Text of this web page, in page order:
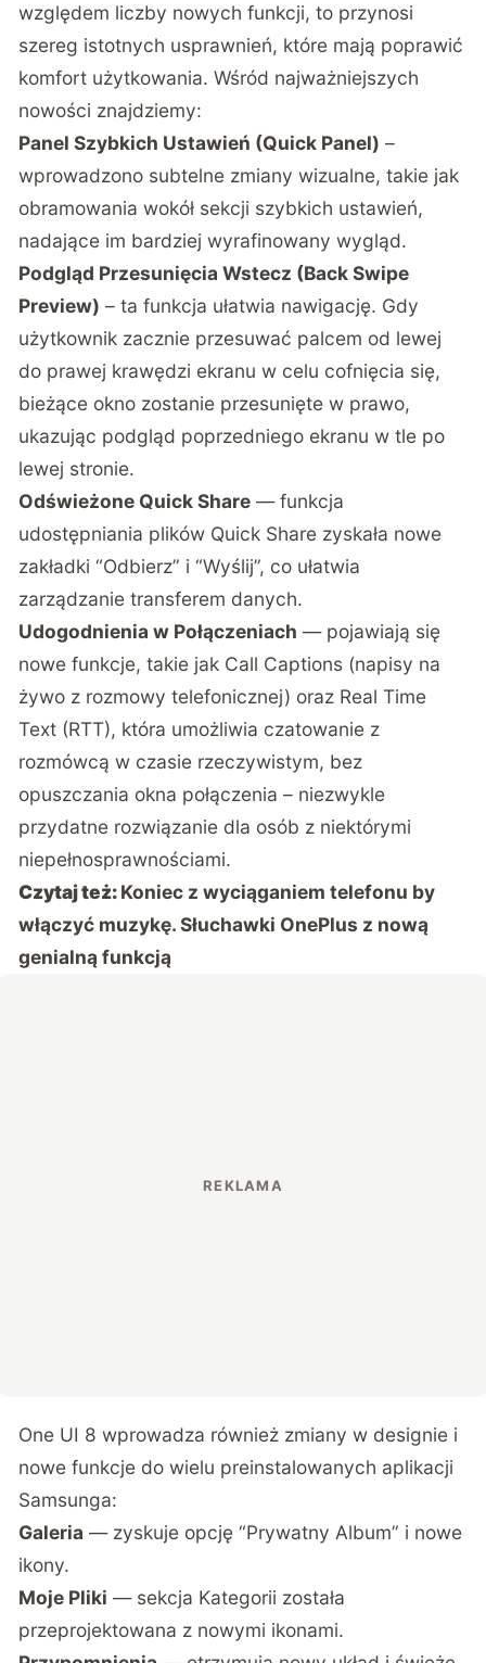
względem liczby nowych funkcji, to przynosi
szereg istotnych usprawnień, które mają poprawić
komfort użytkowania. Wśród najważniejszych
nowości znajdziemy:
Panel Szybkich Ustawień (Quick Panel) –
wprowadzono subtelne zmiany wizualne, takie jak
obramowania wokół sekcji szybkich ustawień,
nadające im bardziej wyrafinowany wygląd.
Podgląd Przesunięcia Wstecz (Back Swipe
Preview) – ta funkcja ułatwia nawigację. Gdy
użytkownik zacznie przesuwać palcem od lewej
do prawej krawędzi ekranu w celu cofnięcia się,
bieżące okno zostanie przesunięte w prawo,
ukazując podgląd poprzedniego ekranu w tle po
lewej stronie.
Odświeżone Quick Share — funkcja
udostępniania plików Quick Share zyskała nowe
zakładki “Odbierz” i “Wyślij”, co ułatwia
zarządzanie transferem danych.
Udogodnienia w Połączeniach — pojawiają się
nowe funkcje, takie jak Call Captions (napisy na
żywo z rozmowy telefonicznej) oraz Real Time
Text (RTT), która umożliwia czatowanie z
rozmówcą w czasie rzeczywistym, bez
opuszczania okna połączenia – niezwykle
przydatne rozwiązanie dla osób z niektórymi
niepełnosprawnościami.
Czytaj też:Koniec z wyciąganiem telefonu by
włączyć muzykę. Słuchawki OnePlus z nową
genialną funkcją
One UI 8 wprowadza również zmiany w designie i
nowe funkcje do wielu preinstalowanych aplikacji
Samsunga:
Galeria — zyskuje opcję “Prywatny Album” i nowe
ikony.
Moje Pliki — sekcja Kategorii została
przeprojektowana z nowymi ikonami.